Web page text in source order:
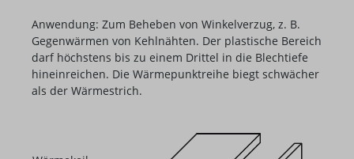
Anwendung: Zum Beheben von Winkelverzug, z. B.
Gegenwärmen von Kehlnähten. Der plastische Bereich
darf höchstens bis zu einem Drittel in die Blechtiefe
hineinreichen. Die Wärmepunktreihe biegt schwächer
als der Wärmestrich.